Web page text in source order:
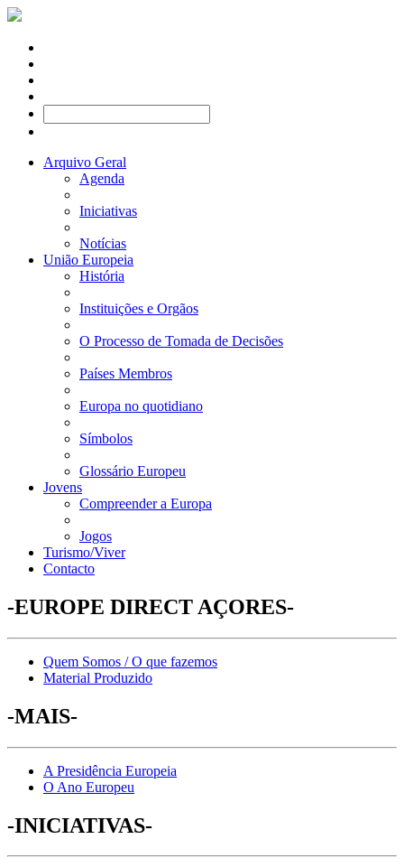
Arquivo Geral
Agenda
Iniciativas
Notícias
União Europeia
História
Instituições e Orgãos
O Processo de Tomada de Decisões
Países Membros
Europa no quotidiano
Símbolos
Glossário Europeu
Jovens
Compreender a Europa
Jogos
Turismo/Viver
Contacto
-EUROPE DIRECT AÇORES-
Quem Somos / O que fazemos
Material Produzido
-MAIS-
A Presidência Europeia
O Ano Europeu
-INICIATIVAS-